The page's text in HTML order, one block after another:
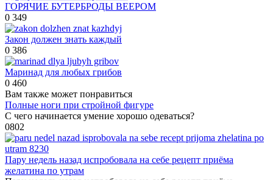
ГОРЯЧИЕ БУТЕРБРОДЫ ВЕЕРОМ
0 349
Закон должен знать каждый
0 386
Маринад для любых грибов
0 460
Вам также может понравиться
Полные ноги при стройной фигуре
С чего начинается умение хорошо одеваться?
0802
Пару недель назад испробовала на себе рецепт приёма
желатина по утрам